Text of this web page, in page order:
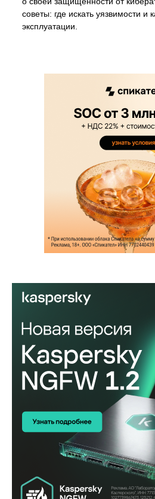
советы: где искать уязвимости и
эксплуатации.